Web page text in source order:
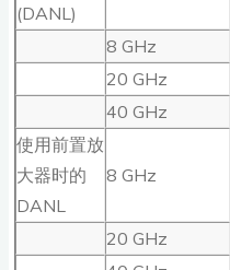
(DANL)
8 GHz
20 GHz
40 GHz
使用前置放
大器时的
DANL
8 GHz
20 GHz